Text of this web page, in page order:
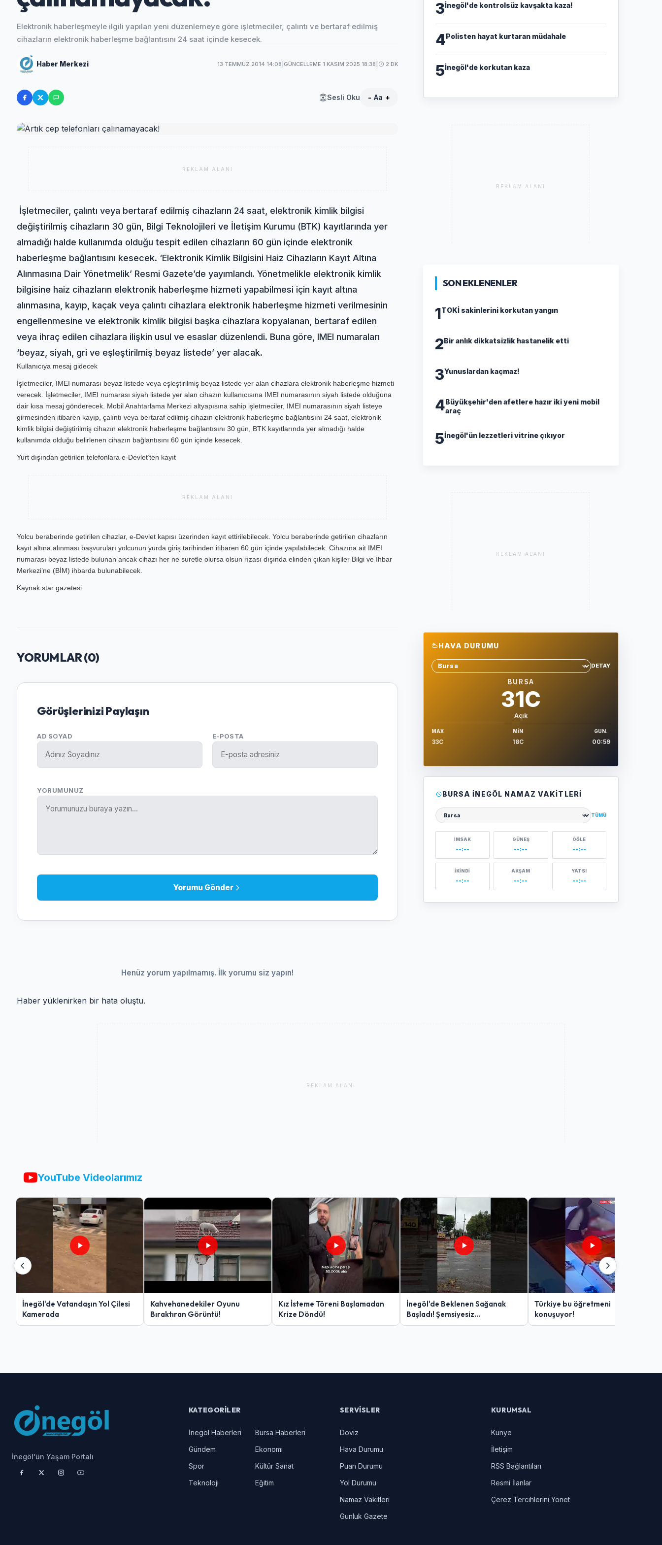
Elektronik haberleşmeyle ilgili yapılan yeni düzenlemeye göre işletmeciler, çalıntı ve bertaraf edilmiş
cihazların elektronik haberleşme bağlantısını 24 saat içinde kesecek.
Haber Merkezi 13 TEMMUZ 2014 14:08 GÜNCELLEME 1 KASIM 2025 18:38 2 DK
Sesli Oku - Aa +
REKLAM ALANI
İşletmeciler, çalıntı veya bertaraf edilmiş cihazların 24 saat, elektronik kimlik bilgisi
değiştirilmiş cihazların 30 gün, Bilgi Teknolojileri ve İletişim Kurumu (BTK) kayıtlarında yer
almadığı halde kullanımda olduğu tespit edilen cihazların 60 gün içinde elektronik
haberleşme bağlantısını kesecek. ‘Elektronik Kimlik Bilgisini Haiz Cihazların Kayıt Altına
Alınmasına Dair Yönetmelik’ Resmi Gazete’de yayımlandı. Yönetmelikle elektronik kimlik
bilgisine haiz cihazların elektronik haberleşme hizmeti yapabilmesi için kayıt altına
alınmasına, kayıp, kaçak veya çalıntı cihazlara elektronik haberleşme hizmeti verilmesinin
engellenmesine ve elektronik kimlik bilgisi başka cihazlara kopyalanan, bertaraf edilen
veya ihraç edilen cihazlara ilişkin usul ve esaslar düzenlendi. Buna göre, IMEI numaraları
‘beyaz, siyah, gri ve eşleştirilmiş beyaz listede’ yer alacak.
Kullanıcıya mesaj gidecek
İşletmeciler, IMEI numarası beyaz listede veya eşleştirilmiş beyaz listede yer alan cihazlara elektronik haberleşme hizmeti
verecek. İşletmeciler, IMEI numarası siyah listede yer alan cihazın kullanıcısına IMEI numarasının siyah listede olduğuna
dair kısa mesaj gönderecek. Mobil Anahtarlama Merkezi altyapısına sahip işletmeciler, IMEI numarasının siyah listeye
girmesinden itibaren kayıp, çalıntı veya bertaraf edilmiş cihazın elektronik haberleşme bağlantısını 24 saat, elektronik
kimlik bilgisi değiştirilmiş cihazın elektronik haberleşme bağlantısını 30 gün, BTK kayıtlarında yer almadığı halde
kullanımda olduğu belirlenen cihazın bağlantısını 60 gün içinde kesecek.
Yurt dışından getirilen telefonlara e-Devlet’ten kayıt
REKLAM ALANI
Yolcu beraberinde getirilen cihazlar, e-Devlet kapısı üzerinden kayıt ettirilebilecek. Yolcu beraberinde getirilen cihazların
kayıt altına alınması başvuruları yolcunun yurda giriş tarihinden itibaren 60 gün içinde yapılabilecek. Cihazına ait IMEI
numarası beyaz listede bulunan ancak cihazı her ne suretle olursa olsun rızası dışında elinden çıkan kişiler Bilgi ve İhbar
Merkezi’ne (BİM) ihbarda bulunabilecek.
Kaynak:star gazetesi
YORUMLAR (0)
Görüşlerinizi Paylaşın
AD SOYAD E-POSTA
YORUMUNUZ
Yorumu Gönder
Henüz yorum yapılmamış. İlk yorumu siz yapın!
Haber yüklenirken bir hata oluştu.
3İnegöl'de kontrolsüz kavşakta kaza!
4Polisten hayat kurtaran müdahale
5İnegöl'de korkutan kaza
REKLAM ALANI
SON EKLENENLER
1TOKİ sakinlerini korkutan yangın
2Bir anlık dikkatsizlik hastanelik etti
3Yunuslardan kaçmaz!
4Büyükşehir'den afetlere hazır iki yeni mobil
araç
5İnegöl'ün lezzetleri vitrine çıkıyor
REKLAM ALANI
HAVA DURUMU
Sehir sec
DETAY
BURSA
31C
Açık
MAX
33C
MIN
18C
GUN.
00:59
BURSA İNEGÖL NAMAZ VAKITLERI
Şehir seçin
TÜMÜ
İMSAK
--:--
GÜNEŞ
--:--
ÖĞLE
--:--
İKINDI
--:--
AKŞAM
--:--
YATSI
--:--
REKLAM ALANI
YouTube Videolarımız
İnegöl'de Vatandaşın Yol Çilesi
Kamerada
Kahvehanedekiler Oyunu
Bıraktıran Görüntü!
Kız İsteme Töreni Başlamadan
Krize Döndü!
İnegöl'de Beklenen Sağanak
Başladı! Şemsiyesiz
Yakalananlar Zor Anlar Yaşadı
Türkiye bu öğretmeni
konuşuyor!
İnegöl'ün Yaşam Portalı
KATEGORILER
İnegöl Haberleri
Bursa Haberleri
Gündem
Ekonomi
Spor
Kültür Sanat
Teknoloji
Eğitim
SERVISLER
Doviz
Hava Durumu
Puan Durumu
Yol Durumu
Namaz Vakitleri
Gunluk Gazete
KURUMSAL
Künye
İletişim
RSS Bağlantıları
Resmi İlanlar
Çerez Tercihlerini Yönet